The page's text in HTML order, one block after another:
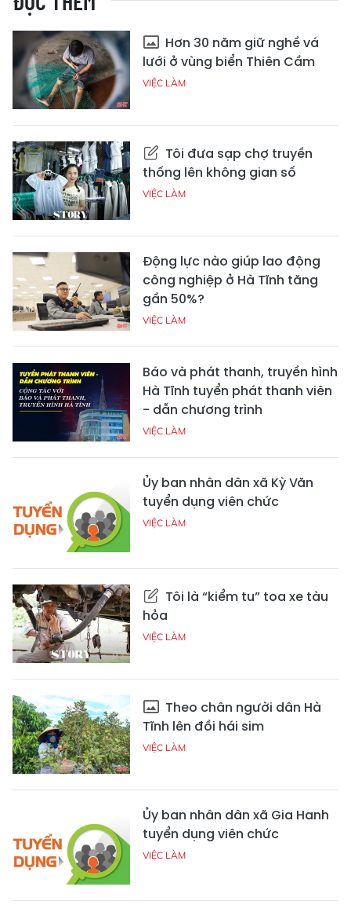
Hơn 30 năm giữ nghề vá
lưới ở vùng biển Thiên Cầm
VIỆC LÀM
Tôi đưa sạp chợ truyền
thống lên không gian số
VIỆC LÀM
Động lực nào giúp lao động
công nghiệp ở Hà Tĩnh tăng
gần 50%?
VIỆC LÀM
Báo và phát thanh, truyền hình
Hà Tĩnh tuyển phát thanh viên
- dẫn chương trình
VIỆC LÀM
Ủy ban nhân dân xã Kỳ Văn
tuyển dụng viên chức
VIỆC LÀM
Tôi là “kiểm tu” toa xe tàu
hỏa
VIỆC LÀM
Theo chân người dân Hà
Tĩnh lên đồi hái sim
VIỆC LÀM
Ủy ban nhân dân xã Gia Hanh
tuyển dụng viên chức
VIỆC LÀM